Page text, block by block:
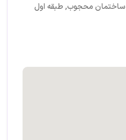
ساختمان محجوب, طبقه اول